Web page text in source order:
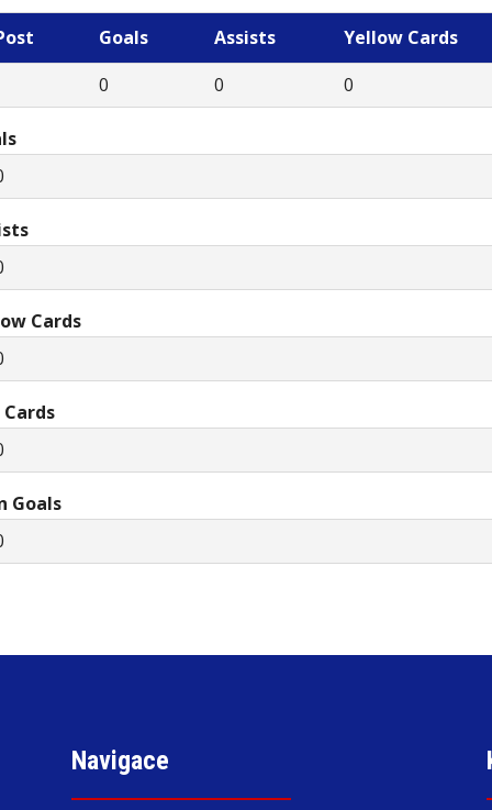
Goals Assists Yellow Cards
0
0 0
Cards
Cards
Goals
Navigace